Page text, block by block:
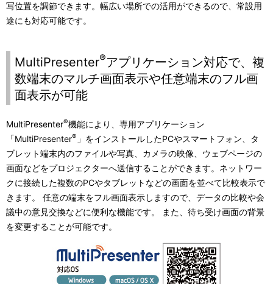
写位置を調節できます。幅広い場所での活用ができるので、常設用
途にも対応可能です。
MultiPresenter®アプリケーション対応で、複
数端末のマルチ画面表示や任意端末のフル画
面表示が可能
MultiPresenter®機能により、専用アプリケーション
「MultiPresenter® 」をインストールしたPCやスマートフォン、タ
ブレット端末内のファイルや写真、カメラの映像、ウェブページの
画面などをプロジェクターへ送信することができます。ネットワー
クに接続した複数のPCやタブレットなどの画面を並べて比較表示で
きます。 任意の端末をフル画面表示しますので、データの比較や会
議中の意見交換などに便利な機能です。 また、待ち受け画面の背景
を変更することが可能です。